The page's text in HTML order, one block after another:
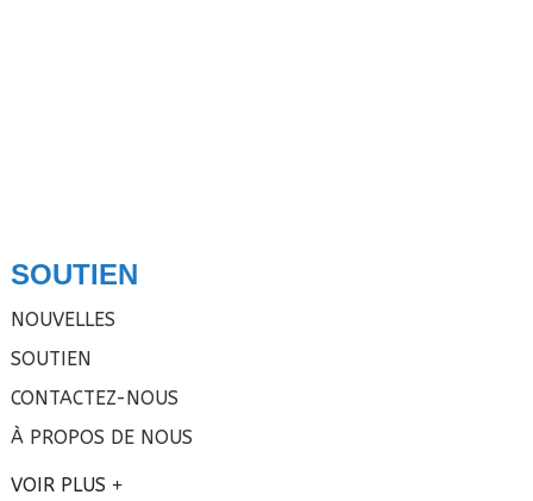
SOUTIEN
NOUVELLES
SOUTIEN
CONTACTEZ-NOUS
À PROPOS DE NOUS
VOIR PLUS